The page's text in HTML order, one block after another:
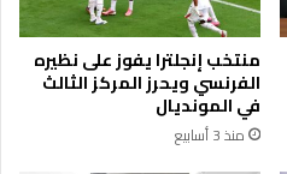
منتخب إنجلترا يفوز على نظيره
الفرنسي ويحرز المركز الثالث
في المونديال
منذ 3 أسابيع